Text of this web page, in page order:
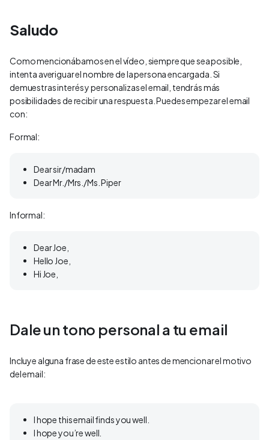
Saludo
Como mencionábamos en el vídeo, siempre que sea posible,
intenta averiguar el nombre de la persona encargada. Si
demuestras interés y personalizas el email, tendrás más
posibilidades de recibir una respuesta. Puedes empezar el email
con:
Formal:
Dear sir/madam
Dear Mr./Mrs./Ms. Piper
Informal:
Dear Joe,
Hello Joe,
Hi Joe,
Dale un tono personal a tu email
Incluye alguna frase de este estilo antes de mencionar el motivo
del email:
I hope this email finds you well.
I hope you’re well.